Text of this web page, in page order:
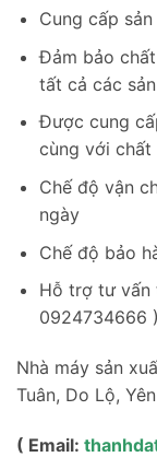
Cung cấp
Đảm bảo
tất cả các
Được cung
cùng với chất
Chế độ vận
ngày
Chế độ bảo
Hỗ trợ tư vấn
0924734666 )
Nhà máy sản
Tuân, Do Lộ,
( Email: